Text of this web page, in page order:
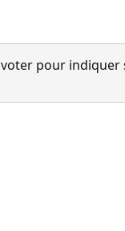
pour indiquer